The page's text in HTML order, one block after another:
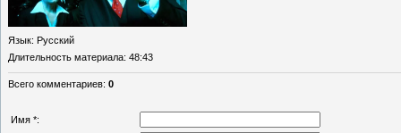
Язык: Русский
Длительность материала: 48:43
Всего комментариев: 0
Имя *: